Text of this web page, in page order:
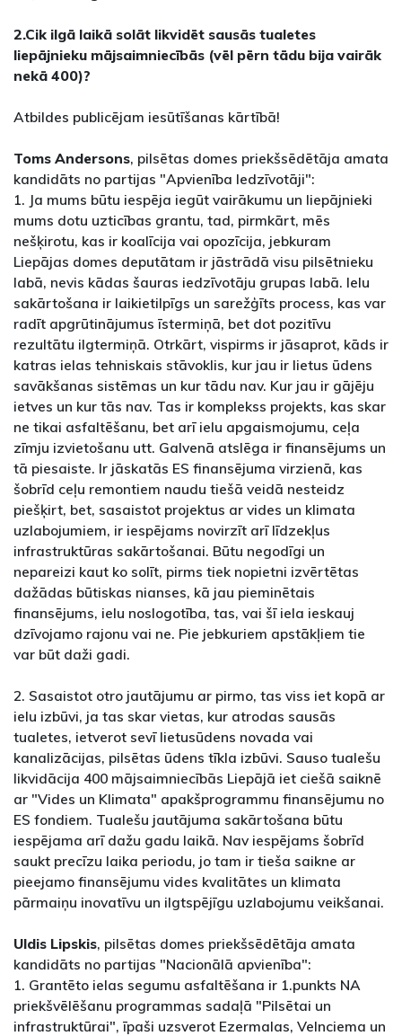
2.Cik ilgā laikā solāt likvidēt sausās tualetes
liepājnieku mājsaimniecībās (vēl pērn tādu bija vairāk
nekā 400)?
Atbildes publicējam iesūtīšanas kārtībā!
Toms Andersons, pilsētas domes priekšsēdētāja amata
kandidāts no partijas "Apvienība Iedzīvotāji":
1. Ja mums būtu iespēja iegūt vairākumu un liepājnieki
mums dotu uzticības grantu, tad, pirmkārt, mēs
nešķirotu, kas ir koalīcija vai opozīcija, jebkuram
Liepājas domes deputātam ir jāstrādā visu pilsētnieku
labā, nevis kādas šauras iedzīvotāju grupas labā. Ielu
sakārtošana ir laikietilpīgs un sarežģīts process, kas var
radīt apgrūtinājumus īstermiņā, bet dot pozitīvu
rezultātu ilgtermiņā. Otrkārt, vispirms ir jāsaprot, kāds ir
katras ielas tehniskais stāvoklis, kur jau ir lietus ūdens
savākšanas sistēmas un kur tādu nav. Kur jau ir gājēju
ietves un kur tās nav. Tas ir komplekss projekts, kas skar
ne tikai asfaltēšanu, bet arī ielu apgaismojumu, ceļa
zīmju izvietošanu utt. Galvenā atslēga ir finansējums un
tā piesaiste. Ir jāskatās ES finansējuma virzienā, kas
šobrīd ceļu remontiem naudu tiešā veidā nesteidz
piešķirt, bet, sasaistot projektus ar vides un klimata
uzlabojumiem, ir iespējams novirzīt arī līdzekļus
infrastruktūras sakārtošanai. Būtu negodīgi un
nepareizi kaut ko solīt, pirms tiek nopietni izvērtētas
dažādas būtiskas nianses, kā jau pieminētais
finansējums, ielu noslogotība, tas, vai šī iela ieskauj
dzīvojamo rajonu vai ne. Pie jebkuriem apstākļiem tie
var būt daži gadi.
2. Sasaistot otro jautājumu ar pirmo, tas viss iet kopā ar
ielu izbūvi, ja tas skar vietas, kur atrodas sausās
tualetes, ietverot sevī lietusūdens novada vai
kanalizācijas, pilsētas ūdens tīkla izbūvi. Sauso tualešu
likvidācija 400 mājsaimniecībās Liepājā iet ciešā saiknē
ar "Vides un Klimata" apakšprogrammu finansējumu no
ES fondiem. Tualešu jautājuma sakārtošana būtu
iespējama arī dažu gadu laikā. Nav iespējams šobrīd
saukt precīzu laika periodu, jo tam ir tieša saikne ar
pieejamo finansējumu vides kvalitātes un klimata
pārmaiņu inovatīvu un ilgtspējīgu uzlabojumu veikšanai.
Uldis Lipskis, pilsētas domes priekšsēdētāja amata
kandidāts no partijas "Nacionālā apvienība":
1. Grantēto ielas segumu asfaltēšana ir 1.punkts NA
priekšvēlēšanu programmas sadaļā "Pilsētai un
infrastruktūrai", īpaši uzsverot Ezermalas, Velnciema un